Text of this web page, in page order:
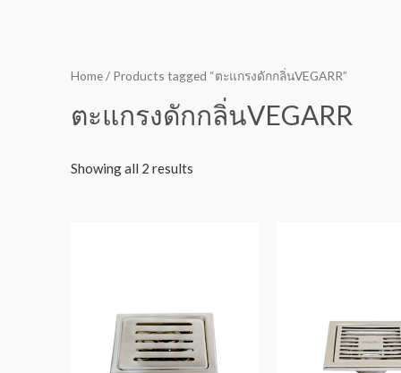
Home/ Products tagged “ตะแกรงดักกลิ่นVEGARR”
ตะแกรงดักกลิ่นVEGARR
Showing all 2 results